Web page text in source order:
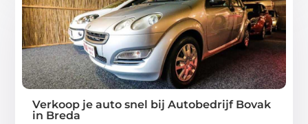
Verkoop je auto snel bij Autobedrijf Bovak
in Breda